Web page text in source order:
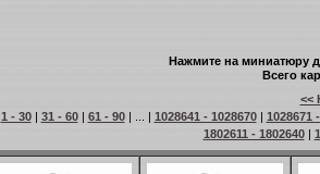
Нажмите на миниатюру
Всего
<<
1 - 30| 31 - 60| 61 - 90| ... | 1028641 - 1028670| 1028671
1802611 - 1802640|